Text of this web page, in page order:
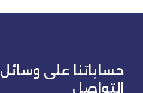
حساباتنا على وسائل
التواصل